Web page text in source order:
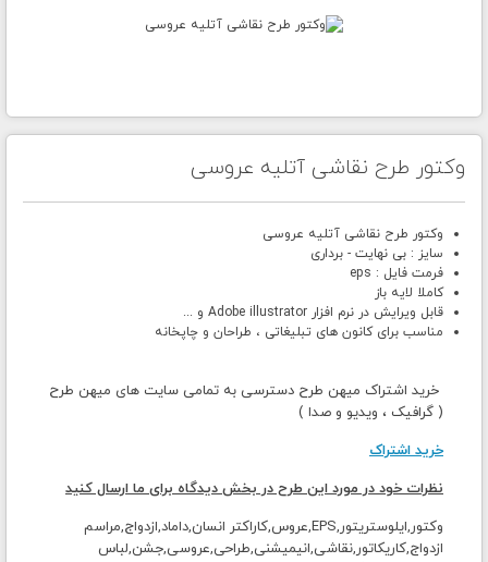
وکتور طرح نقاشی آتلیه عروسی
وکتور طرح نقاشی آتلیه عروسی
سایز : بی نهایت - برداری
فرمت فایل : eps
کاملا لایه باز
قابل ویرایش در نرم افزار Adobe illustrator و ...
مناسب برای کانون های تبلیغاتی ، طراحان و چاپخانه
خرید اشتراک میهن طرح دسترسی به تمامی سایت های میهن طرح
( گرافیک ، ویدیو و صدا )
خرید اشتراک
نظرات خود در مورد این طرح در بخش دیدگاه برای ما ارسال کنید
وکتور,
ایلوستریتور,EPS,عروس,کاراکتر انسان,داماد,ازدواج,مراسم
ازدواج,کاریکاتور,نقاشی,انیمیشنی,طراحی,عروسی,جشن,لباس